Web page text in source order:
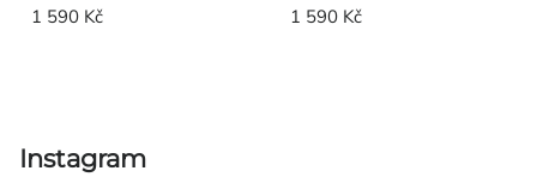
1 590 Kč 1 590 Kč
výpisu
Instagram